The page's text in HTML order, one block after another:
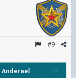
#9
Anderael